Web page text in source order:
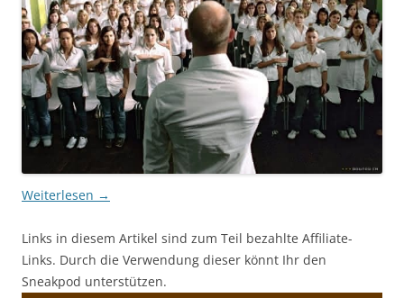
Weiterlesen →
Links in diesem Artikel sind zum Teil bezahlte Affiliate-
Links. Durch die Verwendung dieser könnt Ihr den
Sneakpod unterstützen.